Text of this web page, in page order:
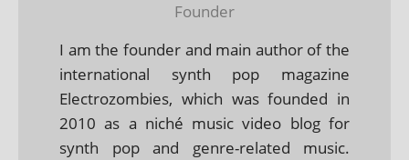
Founder
I am the founder and main author of the
international synth pop magazine
Electrozombies, which was founded in
2010 as a niché music video blog for
synth pop and genre-related music.